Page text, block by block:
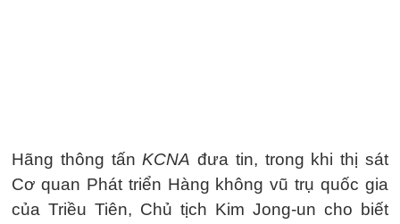
Hãng thông tấnKCNA đưa tin, trong khi thị sát
Cơ quan Phát triển Hàng không vũ trụ quốc gia
của Triều Tiên, Chủ tịch Kim Jong-un cho biết